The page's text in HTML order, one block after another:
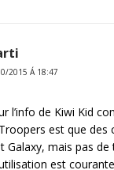
2015 Á 18:47
l’info de Kiwi Kid
est que
Galaxy, mais pas de
est